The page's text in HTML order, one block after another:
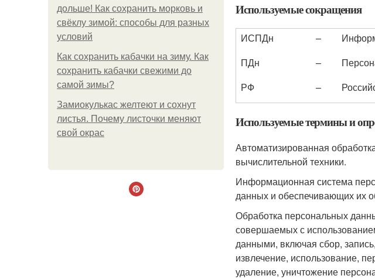
дольше! Как сохранить морковь и
свёклу зимой: способы для разных
условий
Как сохранить кабачки на зиму. Как
сохранить кабачки свежими до
самой зимы?
Замиокулькас желтеют и сохнут
листья. Почему листочки меняют
свой окрас
Используемые сокращения
ИСПДн –
ПДн
–
РФ
–
Используемые термины и
Автоматизированная
вычислительной техники.
Информационная система
данных и обеспечивающих их
Обработка персональных
совершаемых с
данными, включая сбор,
извлечение, использование,
удаление, уничтожение